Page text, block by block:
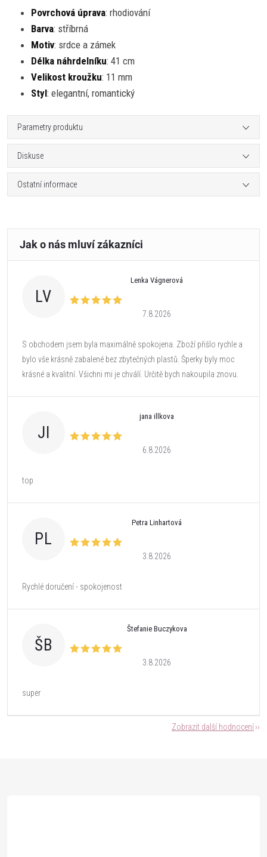
Povrchová úprava: rhodiování
Barva: stříbrná
Motiv: srdce a zámek
Délka náhrdelníku: 41 cm
Velikost kroužku: 11 mm
Styl: elegantní, romantický
Parametry produktu
Diskuse
Ostatní informace
LV
Lenka Vágnerová
7.8.2026
S obchodem jsem byla maximálně spokojena. Zboží přišlo rychle a
bylo vše krásně zabalené bez zbytečných plastů. Šperky byly moc
krásné a kvalitní. Všichni mi je chválí. Určitě bych nakoupila znovu.
JI
jana illkova
6.8.2026
top
PL
Petra Linhartová
3.8.2026
Rychlé doručení - spokojenost
ŠB
Štefanie Buczykova
3.8.2026
super
Zobrazit další hodnocení